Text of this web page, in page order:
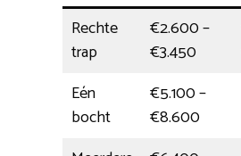
Rechte
trap
€2.600 –
€3.450
Eén
bocht
€5.100 –
€8.600